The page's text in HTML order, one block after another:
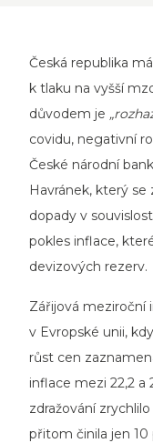
Česká republika
k tlaku na vyšší
důvodem je
covidu, negativní
České národní
Havránek, který
dopady v
pokles inflace,
devizových rezerv.
Zářijová meziroční
v Evropské unii,
růst cen
inflace mezi 22,2 a
zdražování
přitom činila jen 10